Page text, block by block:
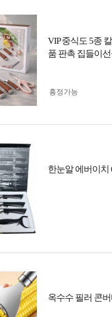
VIP 중식도 5종
품 판촉 집들이
흥정가능
한눈알 에버이치
옥수수 필러 콘